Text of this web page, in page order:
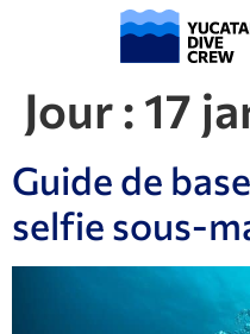
Jour : 17
Guide de
selfie sous-